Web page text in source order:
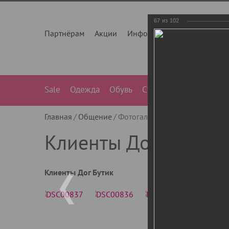
Партнёрам Акции Инфо О нас
Sale Одежда Обувь Сумки
Главная Общение Фотогалерея
Клиенты Дог Бутик
Клиенты Дог Бутик
67 из 102